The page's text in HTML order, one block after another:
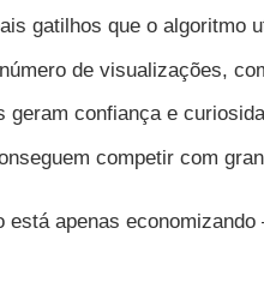
gatilhos que o algoritmo
de visualizações,
confiança e
competir com
está apenas